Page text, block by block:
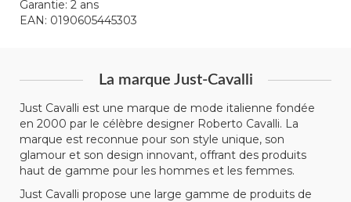
Garantie: 2 ans
EAN: 0190605445303
La marque Just-Cavalli
Just Cavalli est une marque de mode italienne fondée
en 2000 par le célèbre designer Roberto Cavalli. La
marque est reconnue pour son style unique, son
glamour et son design innovant, offrant des produits
haut de gamme pour les hommes et les femmes.
Just Cavalli propose une large gamme de produits de